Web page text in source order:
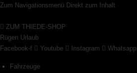
Zum
springen
Zum Navigationsmenü Direkt zum Inhalt
ZUM THIEDE-SHOP
Rügen Urlaub
Facebook-f
Youtube Instagram Whatsapp
Fahrzeuge